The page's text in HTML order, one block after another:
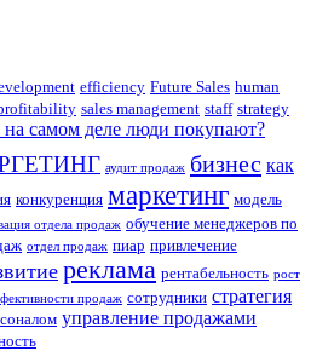
efficiency Future Sales human
sales management staff strategy
самом деле люди покупают?
аудит продаж бизнес как
конкуренция маркетинг модель
отдела продаж обучение менеджеров по
отдел продаж пиар привлечение
реклама рентабельность рост
продаж сотрудники стратегия
управление продажами